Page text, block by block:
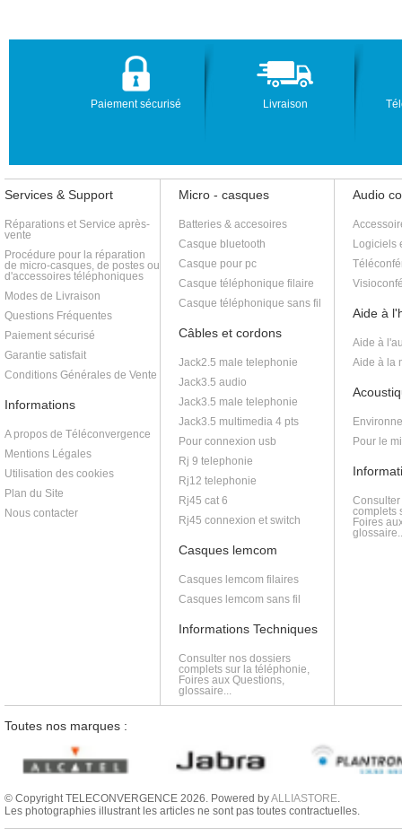
Paiement sécurisé Livraison
Services & Support
Réparations et Service après-
vente
Procédure pour la réparation
de micro-casques, de postes ou
d'accessoires téléphoniques
Modes de Livraison
Questions Fréquentes
Paiement sécurisé
Garantie satisfait
Conditions Générales de Vente
Informations
A propos de Téléconvergence
Mentions Légales
Utilisation des cookies
Plan du Site
Nous contacter
Micro - casques
Batteries & accesoires
Casque bluetooth
Casque pour pc
Casque téléphonique filaire
Casque téléphonique sans fil
Câbles et cordons
Jack2.5 male telephonie
Jack3.5 audio
Jack3.5 male telephonie
Jack3.5 multimedia 4 pts
Pour connexion usb
Rj 9 telephonie
Rj12 telephonie
Rj45 cat 6
Rj45 connexion et switch
Casques lemcom
Casques lemcom filaires
Casques lemcom sans fil
Informations Techniques
Consulter nos dossiers
complets sur la téléphonie,
Foires aux Questions,
glossaire...
Audio
Logiciels
Aide à
Aide à
Aide à la
Pour le
complets
Foires
Toutes nos marques :
© Copyright TELECONVERGENCE 2026. Powered byALLIASTORE.
Les photographies illustrant les articles ne sont pas toutes contractuelles.